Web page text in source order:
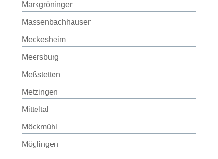
Markgröningen
Massenbachhausen
Meckesheim
Meersburg
Meßstetten
Metzingen
Mitteltal
Möckmühl
Möglingen